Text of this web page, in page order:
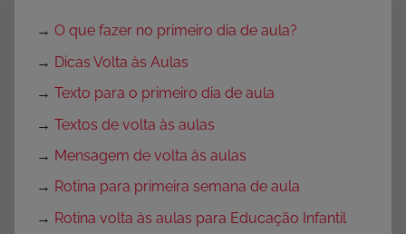
→ O que fazer no primeiro dia de aula?
→ Dicas Volta às Aulas
→ Texto para o primeiro dia de aula
→ Textos de volta às aulas
→ Mensagem de volta às aulas
→ Rotina para primeira semana de aula
→ Rotina volta às aulas para Educação Infantil